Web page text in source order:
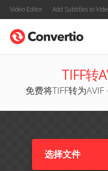
Video Editor Add Subtitles to
TIFF转
免费将TIFF转为
选择文件